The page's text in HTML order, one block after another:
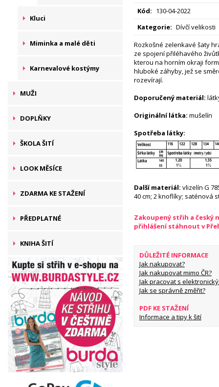
Kluci
Miminka a malé děti
Karnevalové kostýmy
MUŽI
DOPLŇKY
ŠKOLA ŠITÍ
LOOK MĚSÍCE
ZDARMA KE STAŽENÍ
PŘEDPLATNÉ
KNIHA ŠITÍ
Kód: 130-04-2022
Kategorie: Dívčí velikosti
Rozkošné zelenkavé šaty
ze spojení přiléhavého
kterou na horním okraji
hluboké záhyby, jež se
rozevírají.
Doporučený materiál:
Originální látka: mušelín
Spotřeba látky:
Další materiál: vlizelín G
40 cm; 2 knoflíky; saténová
Zakoupený střih a český
přihlášení stáhnout v
DŮLEŽITÉ INFORMACE
Jak nakupovat?
Jak nakupovat mimo ČR?
Jak pracovat s
Jak se správně změřit?
PDF KE STAŽENÍ
Informace a tipy k šití